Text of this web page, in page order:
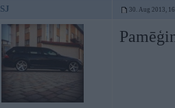
SJ 30. Aug 2013,